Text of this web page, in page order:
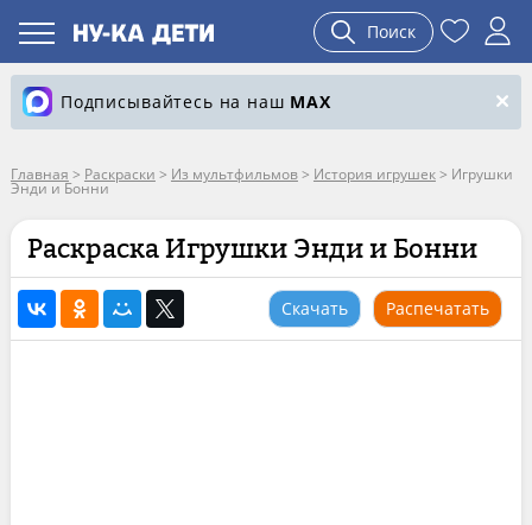
Поиск
Подписывайтесь на наш MAX
Главная > Раскраски > Из мультфильмов> История игрушек> Игрушки
Энди и Бонни
Раскраска Игрушки Энди и Бонни
Скачать Распечатать